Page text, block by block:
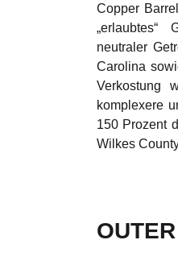
Copper
„erlaubtes“
neutraler
Carolina
Verkostung
komplexere
150 Prozent
Wilkes